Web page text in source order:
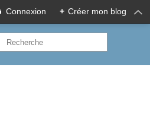
Connexion + Créer mon blog